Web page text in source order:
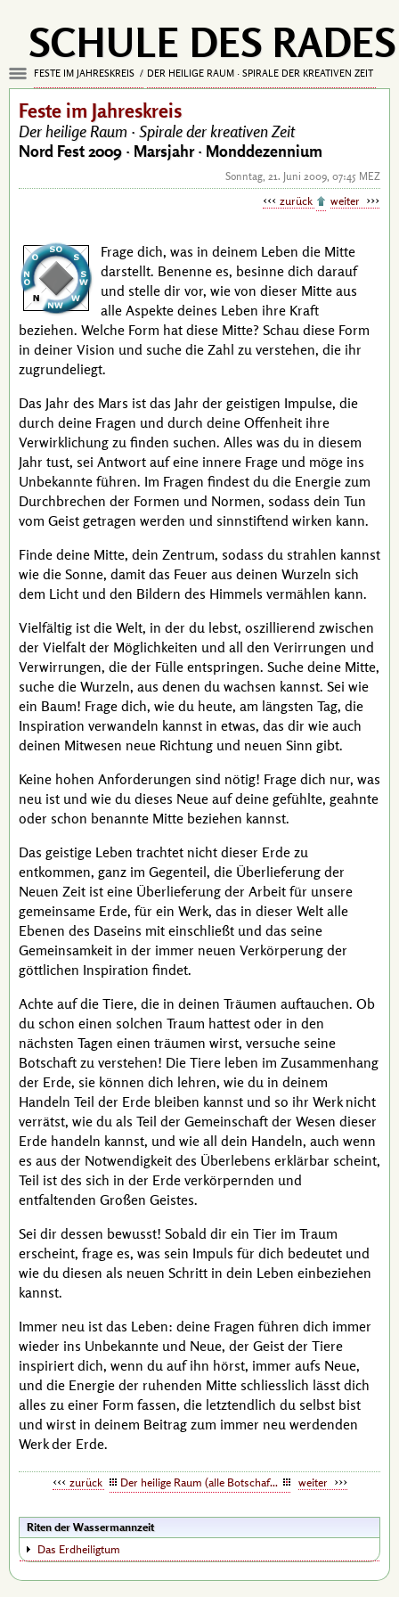
SCHULE DES RADES
FESTE IM JAHRESKREIS DER HEILIGE RAUM · SPIRALE DER KREATIVEN ZEIT
Feste im Jahreskreis
Der heilige Raum · Spirale der kreativen Zeit
Nord Fest 2009 · Marsjahr · Monddezennium
Sonntag, 21. Juni 2009, 07:45 MEZ
zurück weiter
Frage dich, was in deinem Leben die Mitte
darstellt. Benenne es, besinne dich darauf
und stelle dir vor, wie von dieser Mitte aus
alle Aspekte deines Leben ihre Kraft
beziehen. Welche Form hat diese Mitte? Schau diese Form
in deiner Vision und suche die Zahl zu verstehen, die ihr
zugrundeliegt.
Das Jahr des Mars ist das Jahr der geistigen Impulse, die
durch deine Fragen und durch deine Offenheit ihre
Verwirklichung zu finden suchen. Alles was du in diesem
Jahr tust, sei Antwort auf eine innere Frage und möge ins
Unbekannte führen. Im Fragen findest du die Energie zum
Durchbrechen der Formen und Normen, sodass dein Tun
vom Geist getragen werden und sinnstiftend wirken kann.
Finde deine Mitte, dein Zentrum, sodass du strahlen kannst
wie die Sonne, damit das Feuer aus deinen Wurzeln sich
dem Licht und den Bildern des Himmels vermählen kann.
Vielfältig ist die Welt, in der du lebst, oszillierend zwischen
der Vielfalt der Möglichkeiten und all den Verirrungen und
Verwirrungen, die der Fülle entspringen. Suche deine Mitte,
suche die Wurzeln, aus denen du wachsen kannst. Sei wie
ein Baum! Frage dich, wie du heute, am längsten Tag, die
Inspiration verwandeln kannst in etwas, das dir wie auch
deinen Mitwesen neue Richtung und neuen Sinn gibt.
Keine hohen Anforderungen sind nötig! Frage dich nur, was
neu ist und wie du dieses Neue auf deine gefühlte, geahnte
oder schon benannte Mitte beziehen kannst.
Das geistige Leben trachtet nicht dieser Erde zu
entkommen, ganz im Gegenteil, die Überlieferung der
Neuen Zeit ist eine Überlieferung der Arbeit für unsere
gemeinsame Erde, für ein Werk, das in dieser Welt alle
Ebenen des Daseins mit einschließt und das seine
Gemeinsamkeit in der immer neuen Verkörperung der
göttlichen Inspiration findet.
Achte auf die Tiere, die in deinen Träumen auftauchen. Ob
du schon einen solchen Traum hattest oder in den
nächsten Tagen einen träumen wirst, versuche seine
Botschaft zu verstehen! Die Tiere leben im Zusammenhang
der Erde, sie können dich lehren, wie du in deinem
Handeln Teil der Erde bleiben kannst und so ihr Werk nicht
verrätst, wie du als Teil der Gemeinschaft der Wesen dieser
Erde handeln kannst, und wie all dein Handeln, auch wenn
es aus der Notwendigkeit des Überlebens erklärbar scheint,
Teil ist des sich in der Erde verkörpernden und
entfaltenden Großen Geistes.
Sei dir dessen bewusst! Sobald dir ein Tier im Traum
erscheint, frage es, was sein Impuls für dich bedeutet und
wie du diesen als neuen Schritt in dein Leben einbeziehen
kannst.
Immer neu ist das Leben: deine Fragen führen dich immer
wieder ins Unbekannte und Neue, der Geist der Tiere
inspiriert dich, wenn du auf ihn hörst, immer aufs Neue,
und die Energie der ruhenden Mitte schliesslich lässt dich
alles zu einer Form fassen, die letztendlich du selbst bist
und wirst in deinem Beitrag zum immer neu werdenden
Werk der Erde.
zurück Der heilige Raum (alle Botschaften) weiter
Riten der Wassermannzeit
Das Erdheiligtum